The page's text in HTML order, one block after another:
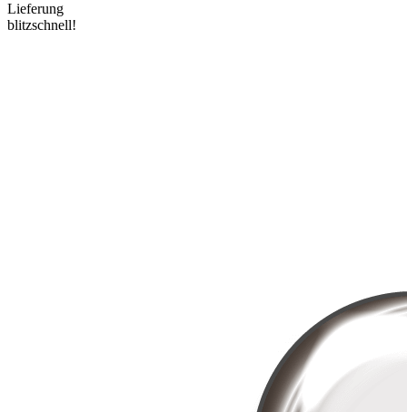
Lieferung
blitzschnell!